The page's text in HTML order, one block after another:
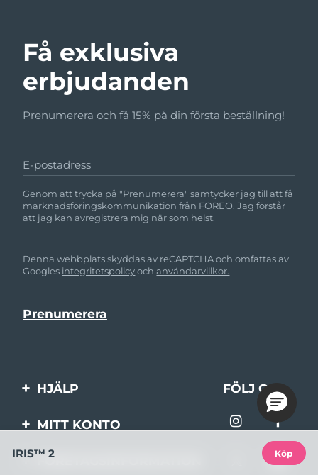
Få exklusiva
erbjudanden
Prenumerera och få 15% på din första beställning!
E-postadress
Genom att trycka på "Prenumerera" samtycker jag till att få
marknadsföringskommunikation från FOREO. Jag förstår
att jag kan avregistrera mig när som helst.
Denna webbplats skyddas av reCAPTCHA och omfattas av
Googles integritetspolicyochanvändarvillkor.
HJÄLP
Kontakta oss
FÖLJ OSS
MITT KONTO
Produktregistrering
FÖRETAGSINFORMATION
IRIS™ 2 Köp